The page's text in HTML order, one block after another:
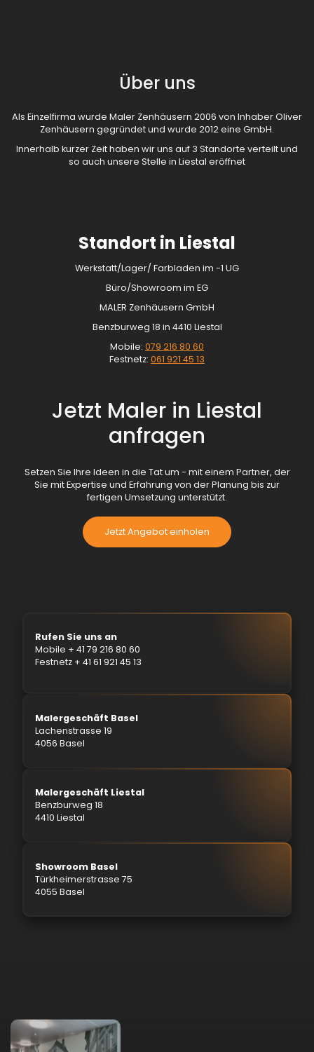
Über uns
Als Einzelfirma wurde Maler Zenhäusern 2006 von Inhaber Oliver
Zenhäusern gegründet und wurde 2012 eine GmbH.
Innerhalb kurzer Zeit haben wir uns auf 3 Standorte verteilt und
so auch unsere Stelle in Liestal eröffnet
Standort in Liestal
Werkstatt/Lager/ Farbladen im -1 UG
Büro/Showroom im EG
MALER Zenhäusern GmbH
Benzburweg 18 in 4410 Liestal
Mobile: 079 216 80 60
Festnetz: 061 921 45 13
Jetzt Maler in Liestal
anfragen
Setzen Sie Ihre Ideen in die Tat um - mit einem Partner, der
Sie mit Expertise und Erfahrung von der Planung bis zur
fertigen Umsetzung unterstützt.
Jetzt Angebot einholen
Rufen Sie uns an
Mobile + 41 79 216 80 60
Festnetz + 41 61 921 45 13
Malergeschäft Basel
Lachenstrasse 19
4056 Basel
Malergeschäft Liestal
Benzburweg 18
4410 Liestal
Showroom Basel
Türkheimerstrasse 75
4055 Basel